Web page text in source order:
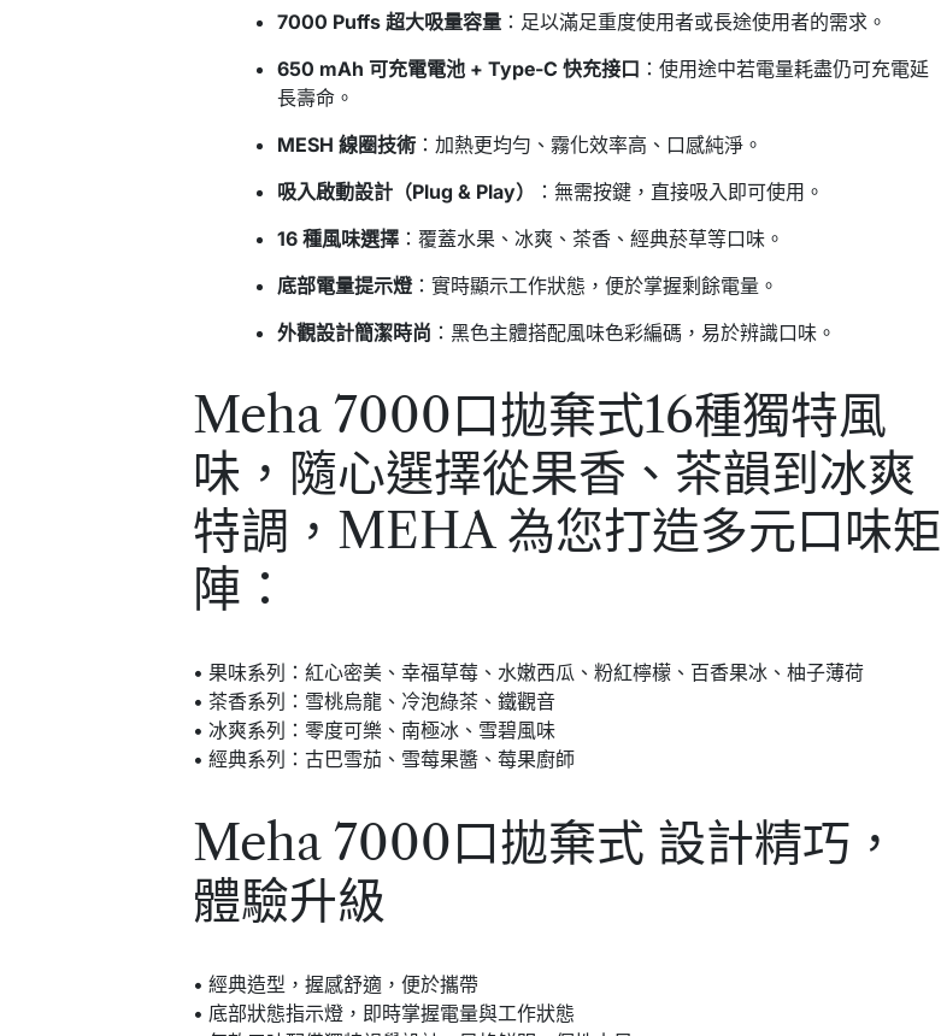
7000 Puffs 超大吸量容量 ：足以滿足重度使用者或長途使用者的需求。
650 mAh 可充電電池 + Type-C 快充接口 ：使用途中若電量耗盡仍可充電延
長壽命。
MESH 線圈技術 ：加熱更均勻、霧化效率高、口感純淨。
吸入啟動設計（Plug & Play）
：無需按鍵，直接吸入即可使用。
16 種風味選擇 ：覆蓋水果、冰爽、茶香、經典菸草等口味。
底部電量提示燈：實時顯示工作狀態，便於掌握剩餘電量。
外觀設計簡潔時尚 ：黑色主體搭配風味色彩編碼，易於辨識口味。
Meha 7000口拋棄式16種獨特風
味，隨心選擇從果香、茶韻到冰爽
特調，MEHA 為您打造多元口味矩
陣：
• 果味系列：紅心密美、幸福草莓、水嫩西瓜、粉紅檸檬、百香果冰、柚子薄荷
• 茶香系列：雪桃烏龍、冷泡綠茶、鐵觀音
• 冰爽系列：零度可樂、南極冰、雪碧風味
• 經典系列：古巴雪茄、雪莓果醬、莓果廚師
Meha 7000口拋棄式 設計精巧，
體驗升級
• 經典造型，握感舒適，便於攜帶
• 底部狀態指示燈，即時掌握電量與工作狀態